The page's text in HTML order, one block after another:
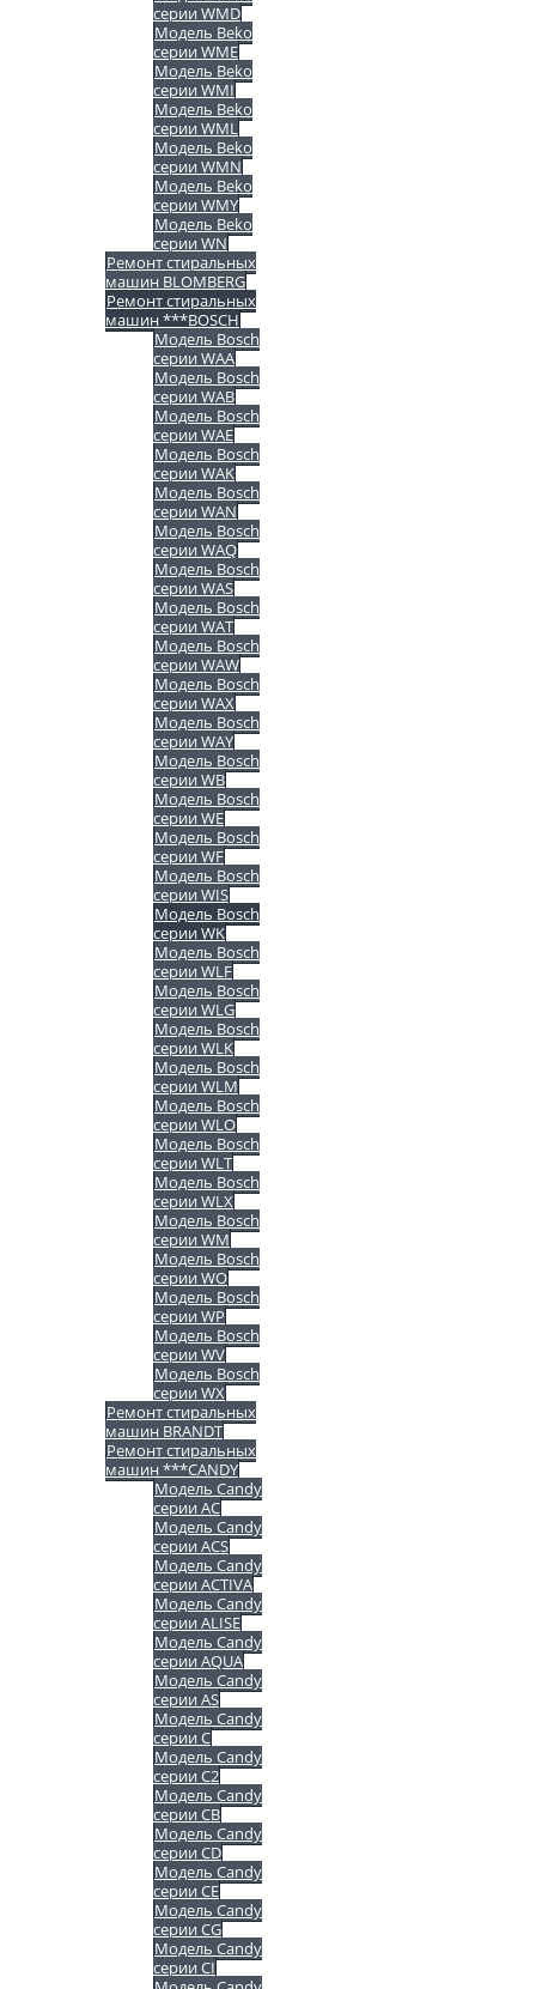
серии WMD
Модель Beko
серии WME
Модель Beko
серии WMI
Модель Beko
серии WML
Модель Beko
серии WMN
Модель Beko
серии WMY
Модель Beko
серии WN
Ремонт стиральных
машин BLOMBERG
Ремонт стиральных
машин ***BOSCH
Модель Bosch
серии WAA
Модель Bosch
серии WAB
Модель Bosch
серии WAE
Модель Bosch
серии WAK
Модель Bosch
серии WAN
Модель Bosch
серии WAQ
Модель Bosch
серии WAS
Модель Bosch
серии WAT
Модель Bosch
серии WAW
Модель Bosch
серии WAX
Модель Bosch
серии WAY
Модель Bosch
серии WB
Модель Bosch
серии WE
Модель Bosch
серии WF
Модель Bosch
серии WIS
Модель Bosch
серии WK
Модель Bosch
серии WLF
Модель Bosch
серии WLG
Модель Bosch
серии WLK
Модель Bosch
серии WLM
Модель Bosch
серии WLO
Модель Bosch
серии WLT
Модель Bosch
серии WLX
Модель Bosch
серии WM
Модель Bosch
серии WO
Модель Bosch
серии WP
Модель Bosch
серии WV
Модель Bosch
серии WX
Ремонт стиральных
машин BRANDT
Ремонт стиральных
машин ***CANDY
Модель Candy
серии AC
Модель Candy
серии ACS
Модель Candy
серии ACTIVA
Модель Candy
серии ALISE
Модель Candy
серии AQUA
Модель Candy
серии AS
Модель Candy
серии C
Модель Candy
серии C2
Модель Candy
серии CB
Модель Candy
серии CD
Модель Candy
серии CE
Модель Candy
серии CG
Модель Candy
серии CI